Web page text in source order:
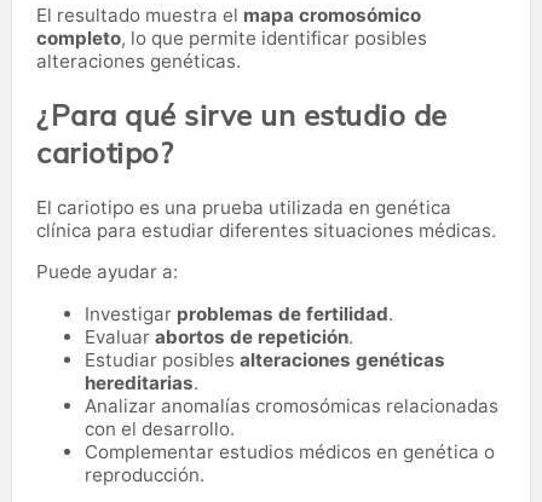
El resultado muestra el mapa cromosómico
completo, lo que permite identificar posibles
alteraciones genéticas.
¿Para qué sirve un estudio de
cariotipo?
El cariotipo es una prueba utilizada en genética
clínica para estudiar diferentes situaciones médicas.
Puede ayudar a:
Investigar problemas de fertilidad.
Evaluar abortos de repetición.
Estudiar posibles alteraciones genéticas
hereditarias.
Analizar anomalías cromosómicas relacionadas
con el desarrollo.
Complementar estudios médicos en genética o
reproducción.